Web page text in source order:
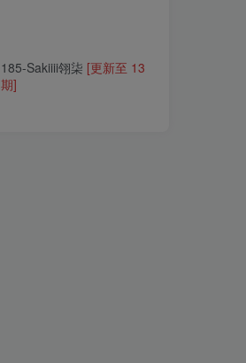
185-Sakiiii翎柒 [更新至 13
期]